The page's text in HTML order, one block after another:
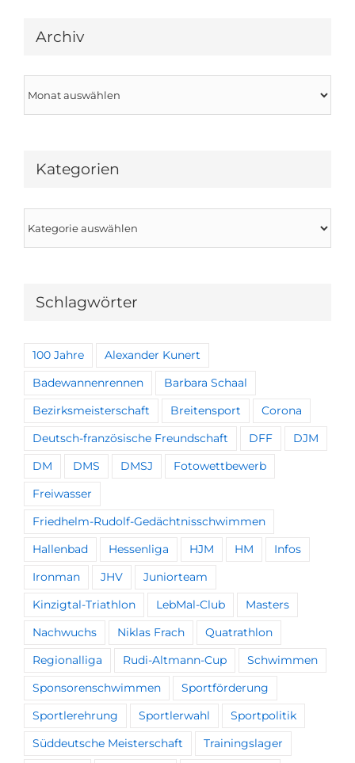
Archiv
Kategorien
Kategorien
Schlagwörter
100 Jahre Alexander Kunert
Badewannenrennen Barbara Schaal
Bezirksmeisterschaft Breitensport Corona
Deutsch-französische Freundschaft DFF DJM
DM DMS DMSJ Fotowettbewerb
Freiwasser
Friedhelm-Rudolf-Gedächtnisschwimmen
Hallenbad Hessenliga HJM HM Infos
Ironman JHV Juniorteam
Kinzigtal-Triathlon LebMal-Club Masters
Nachwuchs Niklas Frach Quatrathlon
Regionalliga Rudi-Altmann-Cup Schwimmen
Sponsorenschwimmen Sportförderung
Sportlerehrung Sportlerwahl Sportpolitik
Süddeutsche Meisterschaft Trainingslager